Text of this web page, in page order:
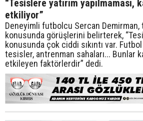
“Tesislere yatırım yapılmaması,
etkiliyor”
Deneyimli futbolcu Sercan
konusunda görüşlerini belirterek,
konusunda çok ciddi sıkıntı var.
tesisler, antrenman sahaları... Bunlar
etkileyen faktörlerdir” dedi.